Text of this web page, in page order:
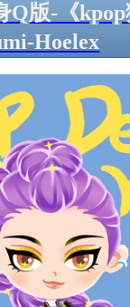
版-《kpop
Hoelex